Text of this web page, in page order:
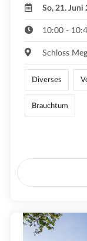
So, 21. Juni
10:00 -
Schloss
Diverses
Brauchtum